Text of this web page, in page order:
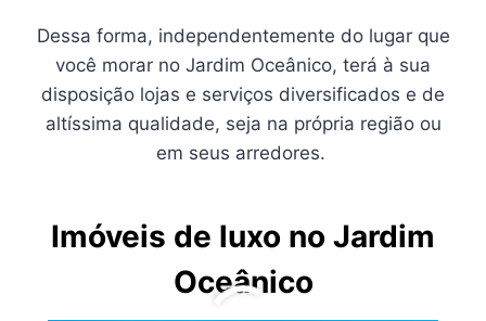
Dessa forma, independentemente do lugar que
você morar no Jardim Oceânico, terá à sua
disposição lojas e serviços diversificados e de
altíssima qualidade, seja na própria região ou
em seus arredores.
Imóveis de luxo no Jardim
Oceânico